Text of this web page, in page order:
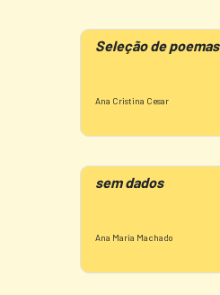
Seleção de poemas
Ana Cristina Cesar
sem dados
Ana Maria Machado